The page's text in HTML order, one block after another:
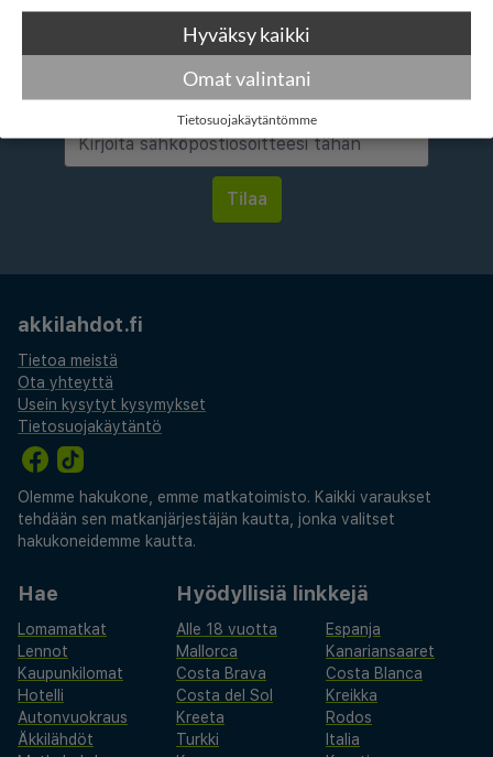
Haluatko saada houkuttelevia
tarjouksia, matkavinkkejä ja uutisia
sähköpostitse?
akkilahdot.fi
Tietoa meistä
Ota yhteyttä
Usein kysytyt kysymykset
Tietosuojakäytäntö
Olemme hakukone, emme matkatoimisto. Kaikki varaukset
tehdään sen matkanjärjestäjän kautta, jonka valitset
hakukoneidemme kautta.
Hae
Lomamatkat
Lennot
Kaupunkilomat
Hotelli
Autonvuokraus
Äkkilähdöt
Hyödyllisiä linkkejä
Alle 18 vuotta
Espanja
Mallorca
Kanariansaaret
Costa Brava
Costa Blanca
Costa del Sol
Kreikka
Kreeta
Rodos
Turkki
Italia
Hyväksy kaikki
Omat valintani
Tietosuojakäytäntömme